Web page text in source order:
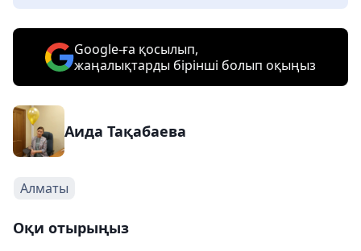
Google-ға қосылып,
жаңалықтарды бірінші болып оқыңыз
Аида Тақабаева
Алматы
Оқи отырыңыз